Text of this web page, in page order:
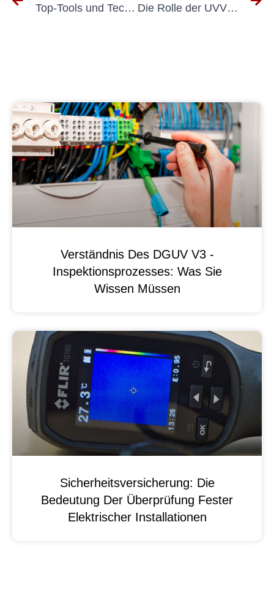
Top-Tools und Techniken zum sicheren Testen elektronischer Geräte Die Rolle der UVV bei PKW bei der Unfallverhütung im Straßenverkehr
Verständnis Des DGUV V3 -
Inspektionsprozesses: Was Sie
Wissen Müssen
Sicherheitsversicherung: Die
Bedeutung Der Überprüfung Fester
Elektrischer Installationen